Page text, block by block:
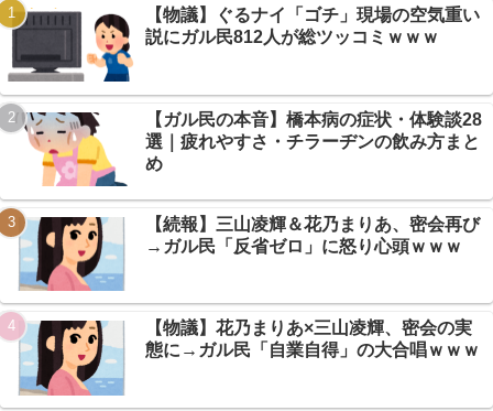
Powered by livedoor 相互RSS
ｗｗｗ NEW!
【画像】 ワイ「アルファードいいなあ。買いに行くか」店員「ほ
いっ見積もりな！」ワイ「金額おかしくね？」←お前らもそう思う
よな？？？？？ NEW!
【画像】 「キム兄」こと芸人・木村祐一さん（63歳）、最新の松
本人志さんとのツーショットが完全に別人だとネット騒然！ 「マジ
で誰かわからん」... NEW!
【悲報】株式投資、若い男の自尊心をゴリゴリ削る→ニュー速
+民「NISAはギャンブル」で大論争ｗｗｗ
【熊本地震まとめ】イオンモール爆発の原因はLPGガス漏れ濃厚
→経産省が全国施設に緊急点検要請 NEW!
Powered by livedoor 相互RSS
【物議】ぐるナイ「ゴチ」現場の空気重い
説にガル民812人が総ツッコミｗｗｗ
【ガル民の本音】橋本病の症状・体験談28
選｜疲れやすさ・チラーヂンの飲み方まと
め
【続報】三山凌輝＆花乃まりあ、密会再び
→ガル民「反省ゼロ」に怒り心頭ｗｗｗ
【物議】花乃まりあ×三山凌輝、密会の実
態に→ガル民「自業自得」の大合唱ｗｗｗ